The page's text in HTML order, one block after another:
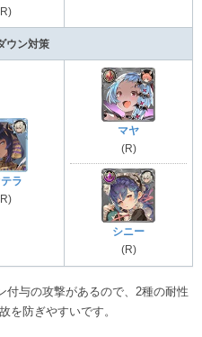
ウン対策
ラ
マヤ
(R)
シニー
(R)
付与の攻撃があるので、2種の耐性
を防ぎやすいです。